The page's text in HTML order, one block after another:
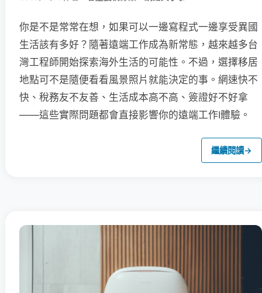
你是不是常常在想，如果可以一邊寫程式一邊享受異國
生活該有多好？隨著遠端工作成為新常態，越來越多台
灣工程師開始探索海外生活的可能性。不過，選擇移居
地點可不是隨便看看風景照片就能決定的事。網速快不
快、稅務友不友善、生活成本高不高、簽證好不好拿
——這些實際問題都會直接影響你的遠端工作I體驗。
繼續閱讀→